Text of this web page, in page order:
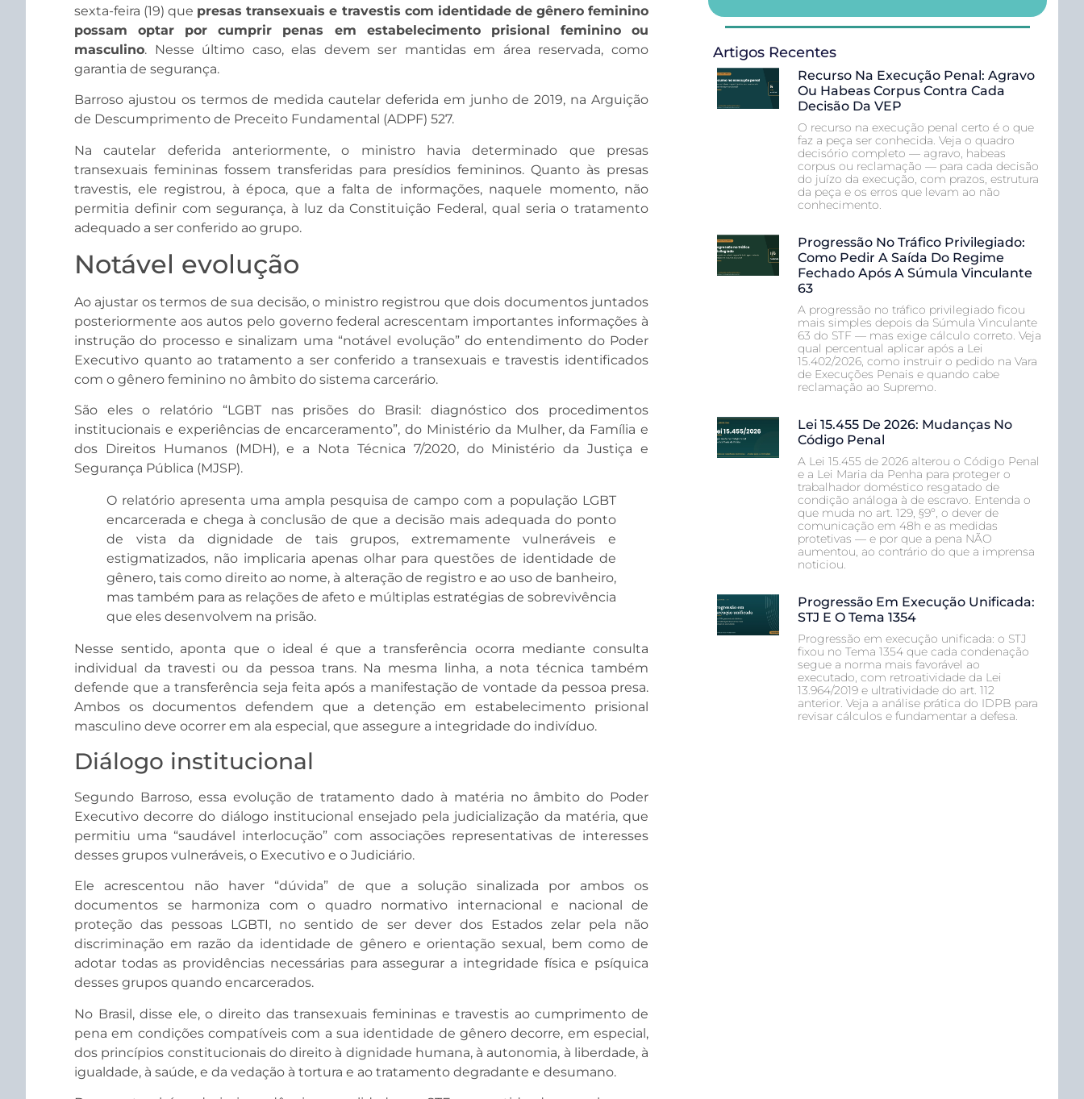
sexta-feira (19) que presas transexuais e travestis com identidade de gênero feminino
possam optar por cumprir penas em estabelecimento prisional feminino ou
masculino. Nesse último caso, elas devem ser mantidas em área reservada, como
garantia de segurança.
Barroso ajustou os termos de medida cautelar deferida em junho de 2019, na Arguição
de Descumprimento de Preceito Fundamental (ADPF) 527.
Na cautelar deferida anteriormente, o ministro havia determinado que presas
transexuais femininas fossem transferidas para presídios femininos. Quanto às presas
travestis, ele registrou, à época, que a falta de informações, naquele momento, não
permitia definir com segurança, à luz da Constituição Federal, qual seria o tratamento
adequado a ser conferido ao grupo.
Notável evolução
Ao ajustar os termos de sua decisão, o ministro registrou que dois documentos juntados
posteriormente aos autos pelo governo federal acrescentam importantes informações à
instrução do processo e sinalizam uma “notável evolução” do entendimento do Poder
Executivo quanto ao tratamento a ser conferido a transexuais e travestis identificados
com o gênero feminino no âmbito do sistema carcerário.
São eles o relatório “LGBT nas prisões do Brasil: diagnóstico dos procedimentos
institucionais e experiências de encarceramento”, do Ministério da Mulher, da Família e
dos Direitos Humanos (MDH), e a Nota Técnica 7/2020, do Ministério da Justiça e
Segurança Pública (MJSP).
O relatório apresenta uma ampla pesquisa de campo com a população LGBT
encarcerada e chega à conclusão de que a decisão mais adequada do ponto
de vista da dignidade de tais grupos, extremamente vulneráveis e
estigmatizados, não implicaria apenas olhar para questões de identidade de
gênero, tais como direito ao nome, à alteração de registro e ao uso de banheiro,
mas também para as relações de afeto e múltiplas estratégias de sobrevivência
que eles desenvolvem na prisão.
Nesse sentido, aponta que o ideal é que a transferência ocorra mediante consulta
individual da travesti ou da pessoa trans. Na mesma linha, a nota técnica também
defende que a transferência seja feita após a manifestação de vontade da pessoa presa.
Ambos os documentos defendem que a detenção em estabelecimento prisional
masculino deve ocorrer em ala especial, que assegure a integridade do indivíduo.
Diálogo institucional
Segundo Barroso, essa evolução de tratamento dado à matéria no âmbito do Poder
Executivo decorre do diálogo institucional ensejado pela judicialização da matéria, que
permitiu uma “saudável interlocução” com associações representativas de interesses
desses grupos vulneráveis, o Executivo e o Judiciário.
Ele acrescentou não haver “dúvida” de que a solução sinalizada por ambos os
documentos se harmoniza com o quadro normativo internacional e nacional de
proteção das pessoas LGBTI, no sentido de ser dever dos Estados zelar pela não
discriminação em razão da identidade de gênero e orientação sexual, bem como de
adotar todas as providências necessárias para assegurar a integridade física e psíquica
desses grupos quando encarcerados.
No Brasil, disse ele, o direito das transexuais femininas e travestis ao cumprimento de
pena em condições compatíveis com a sua identidade de gênero decorre, em especial,
dos princípios constitucionais do direito à dignidade humana, à autonomia, à liberdade, à
igualdade, à saúde, e da vedação à tortura e ao tratamento degradante e desumano.
Artigos Recentes
Recurso Na Execução Penal: Agravo
Ou Habeas Corpus Contra Cada
Decisão Da VEP
O recurso na execução penal certo é o que
faz a peça ser conhecida. Veja o quadro
decisório completo — agravo, habeas
corpus ou reclamação — para cada decisão
do juízo da execução, com prazos, estrutura
da peça e os erros que levam ao não
conhecimento.
Progressão No Tráfico Privilegiado:
Como Pedir A Saída Do Regime
Fechado Após A Súmula Vinculante
63
A progressão no tráfico privilegiado ficou
mais simples depois da Súmula Vinculante
63 do STF — mas exige cálculo correto. Veja
qual percentual aplicar após a Lei
15.402/2026, como instruir o pedido na Vara
de Execuções Penais e quando cabe
reclamação ao Supremo.
Lei 15.455 De 2026: Mudanças No
Código Penal
A Lei 15.455 de 2026 alterou o Código Penal
e a Lei Maria da Penha para proteger o
trabalhador doméstico resgatado de
condição análoga à de escravo. Entenda o
que muda no art. 129, §9º, o dever de
comunicação em 48h e as medidas
protetivas — e por que a pena NÃO
aumentou, ao contrário do que a imprensa
noticiou.
Progressão Em Execução Unificada:
STJ E O Tema 1354
Progressão em execução unificada: o STJ
fixou no Tema 1354 que cada condenação
segue a norma mais favorável ao
executado, com retroatividade da Lei
13.964/2019 e ultratividade do art. 112
anterior. Veja a análise prática do IDPB para
revisar cálculos e fundamentar a defesa.